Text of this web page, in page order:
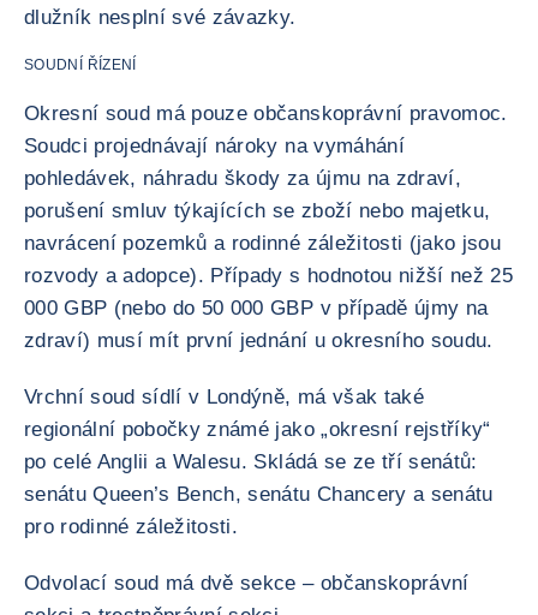
dlužník nesplní své závazky.
SOUDNÍ ŘÍZENÍ
Okresní soud má pouze občanskoprávní pravomoc.
Soudci projednávají nároky na vymáhání
pohledávek, náhradu škody za újmu na zdraví,
porušení smluv týkajících se zboží nebo majetku,
navrácení pozemků a rodinné záležitosti (jako jsou
rozvody a adopce). Případy s hodnotou nižší než 25
000 GBP (nebo do 50 000 GBP v případě újmy na
zdraví) musí mít první jednání u okresního soudu.
Vrchní soud sídlí v Londýně, má však také
regionální pobočky známé jako „okresní rejstříky“
po celé Anglii a Walesu. Skládá se ze tří senátů:
senátu Queen’s Bench, senátu Chancery a senátu
pro rodinné záležitosti.
Odvolací soud má dvě sekce – občanskoprávní